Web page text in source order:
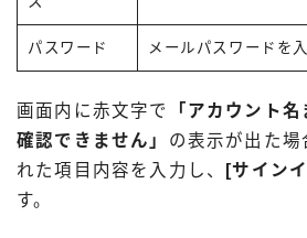
パスワード メールパスワードを
画面内に赤文字で
「アカウント
確認できません」 の表示が出た場
れた項目内容を入力し、
[サイン
す。